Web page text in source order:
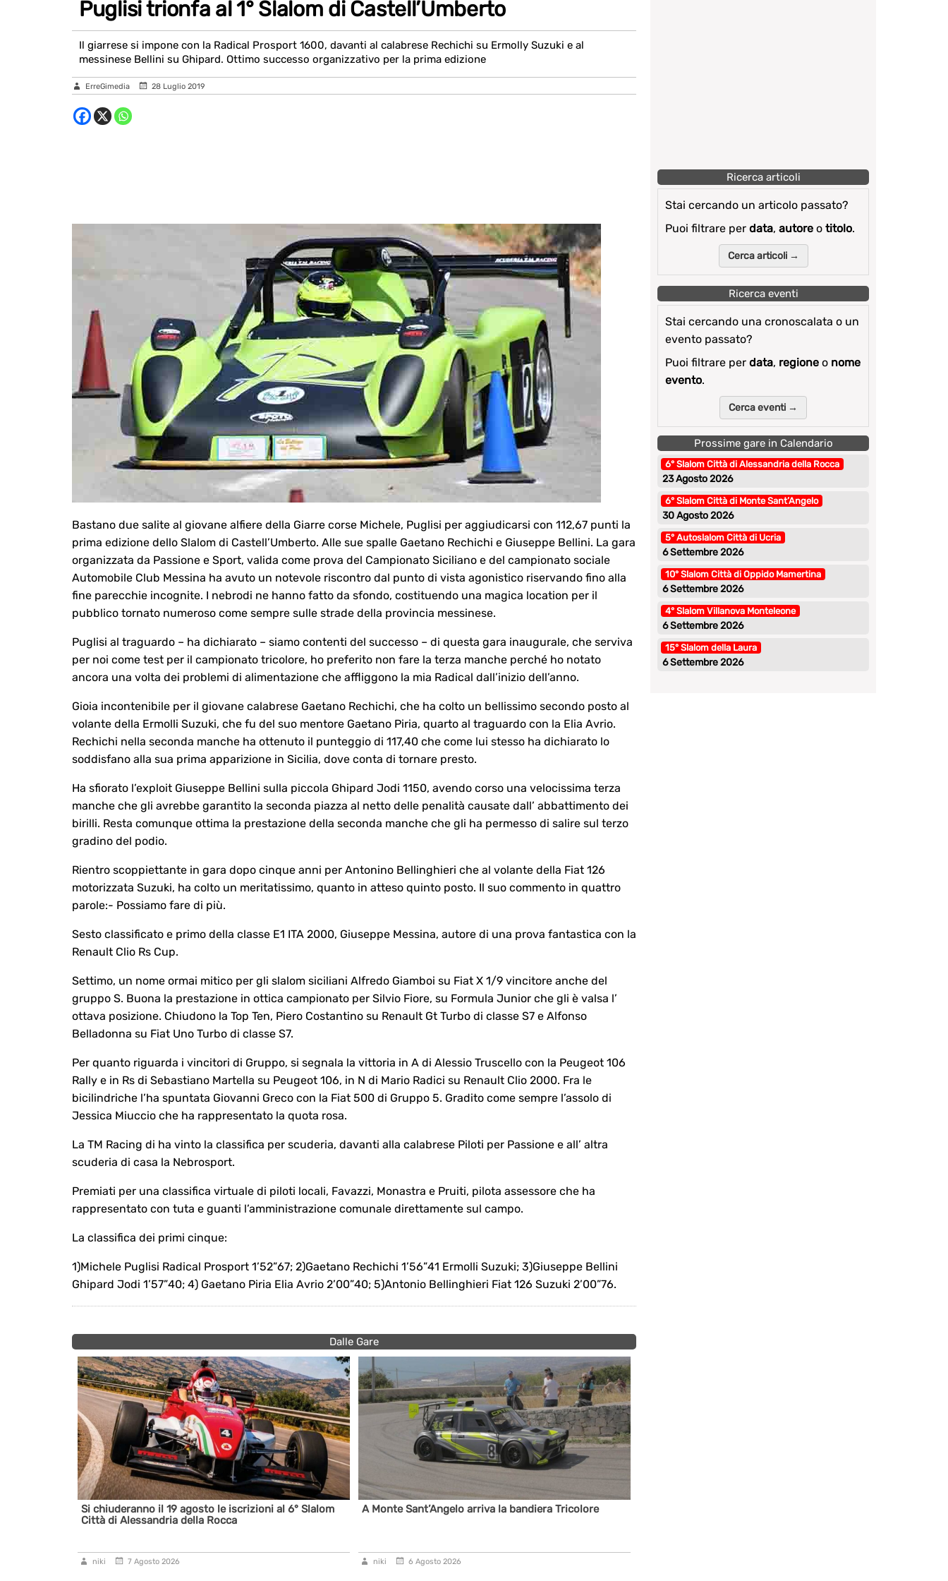
Puglisi trionfa al 1° Slalom di Castell’Umberto
Il giarrese si impone con la Radical Prosport 1600, davanti al calabrese Rechichi su Ermolly Suzuki e al
messinese Bellini su Ghipard. Ottimo successo organizzativo per la prima edizione
ErreGimedia 28 Luglio 2019
Bastano due salite al giovane alfiere della Giarre corse Michele, Puglisi per aggiudicarsi con 112,67 punti la
prima edizione dello Slalom di Castell’Umberto. Alle sue spalle Gaetano Rechichi e Giuseppe Bellini. La gara
organizzata da Passione e Sport, valida come prova del Campionato Siciliano e del campionato sociale
Automobile Club Messina ha avuto un notevole riscontro dal punto di vista agonistico riservando fino alla
fine parecchie incognite. I nebrodi ne hanno fatto da sfondo, costituendo una magica location per il
pubblico tornato numeroso come sempre sulle strade della provincia messinese.
Puglisi al traguardo – ha dichiarato – siamo contenti del successo – di questa gara inaugurale, che serviva
per noi come test per il campionato tricolore, ho preferito non fare la terza manche perché ho notato
ancora una volta dei problemi di alimentazione che affliggono la mia Radical dall’inizio dell’anno.
Gioia incontenibile per il giovane calabrese Gaetano Rechichi, che ha colto un bellissimo secondo posto al
volante della Ermolli Suzuki, che fu del suo mentore Gaetano Piria, quarto al traguardo con la Elia Avrio.
Rechichi nella seconda manche ha ottenuto il punteggio di 117,40 che come lui stesso ha dichiarato lo
soddisfano alla sua prima apparizione in Sicilia, dove conta di tornare presto.
Ha sfiorato l’exploit Giuseppe Bellini sulla piccola Ghipard Jodi 1150, avendo corso una velocissima terza
manche che gli avrebbe garantito la seconda piazza al netto delle penalità causate dall’ abbattimento dei
birilli. Resta comunque ottima la prestazione della seconda manche che gli ha permesso di salire sul terzo
gradino del podio.
Rientro scoppiettante in gara dopo cinque anni per Antonino Bellinghieri che al volante della Fiat 126
motorizzata Suzuki, ha colto un meritatissimo, quanto in atteso quinto posto. Il suo commento in quattro
parole:- Possiamo fare di più.
Sesto classificato e primo della classe E1 ITA 2000, Giuseppe Messina, autore di una prova fantastica con la
Renault Clio Rs Cup.
Settimo, un nome ormai mitico per gli slalom siciliani Alfredo Giamboi su Fiat X 1/9 vincitore anche del
gruppo S. Buona la prestazione in ottica campionato per Silvio Fiore, su Formula Junior che gli è valsa l’
ottava posizione. Chiudono la Top Ten, Piero Costantino su Renault Gt Turbo di classe S7 e Alfonso
Belladonna su Fiat Uno Turbo di classe S7.
Per quanto riguarda i vincitori di Gruppo, si segnala la vittoria in A di Alessio Truscello con la Peugeot 106
Rally e in Rs di Sebastiano Martella su Peugeot 106, in N di Mario Radici su Renault Clio 2000. Fra le
bicilindriche l’ha spuntata Giovanni Greco con la Fiat 500 di Gruppo 5. Gradito come sempre l’assolo di
Jessica Miuccio che ha rappresentato la quota rosa.
La TM Racing di ha vinto la classifica per scuderia, davanti alla calabrese Piloti per Passione e all’ altra
scuderia di casa la Nebrosport.
Premiati per una classifica virtuale di piloti locali, Favazzi, Monastra e Pruiti, pilota assessore che ha
rappresentato con tuta e guanti l’amministrazione comunale direttamente sul campo.
La classifica dei primi cinque:
1)Michele Puglisi Radical Prosport 1’52”67; 2)Gaetano Rechichi 1’56”41 Ermolli Suzuki; 3)Giuseppe Bellini
Ghipard Jodi 1’57”40; 4) Gaetano Piria Elia Avrio 2’00”40; 5)Antonio Bellinghieri Fiat 126 Suzuki 2’00”76.
Dalle Gare
Si chiuderanno il 19 agosto le iscrizioni al 6° Slalom
Città di Alessandria della Rocca
niki 7 Agosto 2026
A Monte Sant’Angelo arriva la bandiera Tricolore
niki 6 Agosto 2026
Ricerca articoli
Stai cercando un articolo passato?
Puoi filtrare per data, autore o titolo.
Cerca articoli →
Ricerca eventi
Stai cercando una cronoscalata o un
evento passato?
Puoi filtrare per data, regione o nome
evento.
Cerca eventi →
Prossime gare in Calendario
6° Slalom Città di Alessandria della Rocca
23 Agosto 2026
6° Slalom Città di Monte Sant’Angelo
30 Agosto 2026
5° Autoslalom Città di Ucria
6 Settembre 2026
10° Slalom Città di Oppido Mamertina
6 Settembre 2026
4° Slalom Villanova Monteleone
6 Settembre 2026
15° Slalom della Laura
6 Settembre 2026